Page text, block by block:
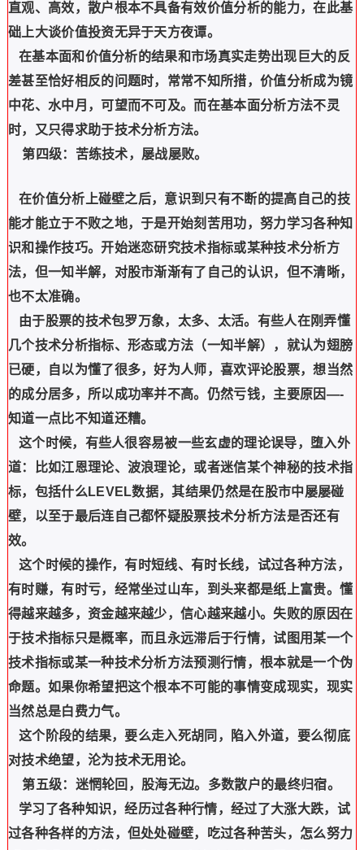
直观、高效，散户根本不具备有效价值分析的能力，在此基
础上大谈价值投资无异于天方夜谭。
在基本面和价值分析的结果和市场真实走势出现巨大的反
差甚至恰好相反的问题时，常常不知所措，价值分析成为镜
中花、水中月，可望而不可及。而在基本面分析方法不灵
时，又只得求助于技术分析方法。
第四级：苦练技术，屡战屡败。
在价值分析上碰壁之后，意识到只有不断的提高自己的技
能才能立于不败之地，于是开始刻苦用功，努力学习各种知
识和操作技巧。开始迷恋研究技术指标或某种技术分析方
法，但一知半解，对股市渐渐有了自己的认识，但不清晰，
也不太准确。
由于股票的技术包罗万象，太多、太活。有些人在刚弄懂
几个技术分析指标、形态或方法（一知半解），就认为翅膀
已硬，自以为懂了很多，好为人师，喜欢评论股票，想当然
的成分居多，所以成功率并不高。仍然亏钱，主要原因—-
知道一点比不知道还糟。
这个时候，有些人很容易被一些玄虚的理论误导，堕入外
道：比如江恩理论、波浪理论，或者迷信某个神秘的技术指
标，包括什么LEVEL数据，其结果仍然是在股市中屡屡碰
壁，以至于最后连自己都怀疑股票技术分析方法是否还有
效。
这个时候的操作，有时短线、有时长线，试过各种方法，
有时赚，有时亏，经常坐过山车，到头来都是纸上富贵。懂
得越来越多，资金越来越少，信心越来越小。失败的原因在
于技术指标只是概率，而且永远滞后于行情，试图用某一个
技术指标或某一种技术分析方法预测行情，根本就是一个伪
命题。如果你希望把这个根本不可能的事情变成现实，现实
当然总是白费力气。
这个阶段的结果，要么走入死胡同，陷入外道，要么彻底
对技术绝望，沦为技术无用论。
第五级：迷惘轮回，股海无边。多数散户的最终归宿。
学习了各种知识，经历过各种行情，经过了大涨大跌，试
过各种各样的方法，但处处碰壁，吃过各种苦头，怎么努力